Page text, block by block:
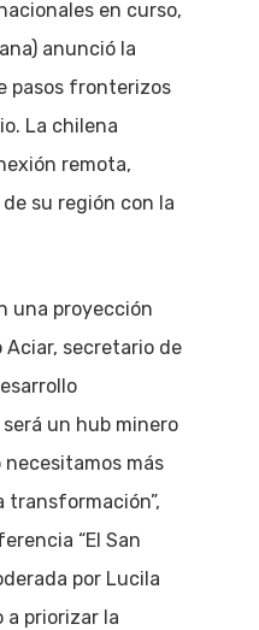
en curso,
anunció la
pasos fronterizos
La chilena
remota,
su región con la
una proyección
secretario de
un hub minero
más
transformación”,
“El San
por Lucila
a priorizar la